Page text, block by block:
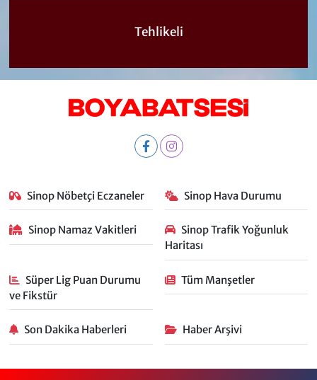
Tehlikeli
Sinop Nöbetçi Eczaneler Sinop Hava Durumu
Sinop Namaz Vakitleri
Sinop Trafik Yoğunluk
Haritası
Süper Lig Puan Durumu
ve Fikstür
Tüm Manşetler
Son Dakika Haberleri Haber Arşivi